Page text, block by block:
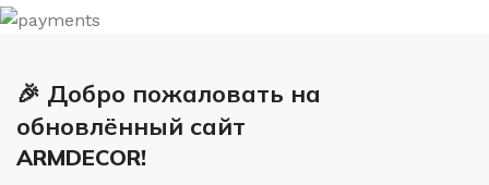
🎉 Добро пожаловать на
обновлённый сайт
ARMDECOR!